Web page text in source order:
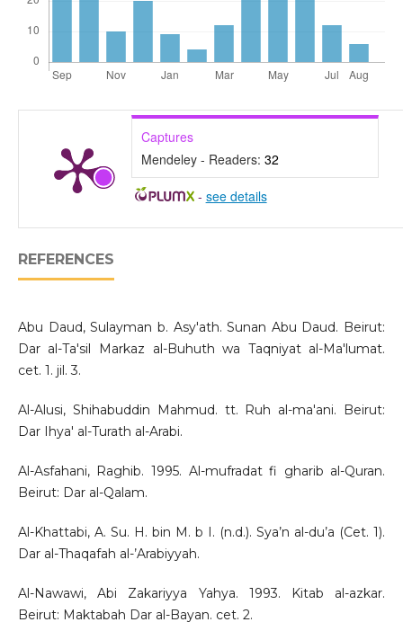
Captures
Mendeley - Readers: 32
- see details
REFERENCES
Abu Daud, Sulayman b. Asy'ath. Sunan Abu Daud. Beirut:
Dar al-Ta'sil Markaz al-Buhuth wa Taqniyat al-Ma'lumat.
cet. 1. jil. 3.
Al-Alusi, Shihabuddin Mahmud. tt. Ruh al-ma'ani. Beirut:
Dar Ihya' al-Turath al-Arabi.
Al-Asfahani, Raghib. 1995. Al-mufradat fi gharib al-Quran.
Beirut: Dar al-Qalam.
Al-Khattabi, A. Su. H. bin M. b I. (n.d.). Sya’n al-du’a (Cet. 1).
Dar al-Thaqafah al-’Arabiyyah.
Al-Nawawi, Abi Zakariyya Yahya. 1993. Kitab al-azkar.
Beirut: Maktabah Dar al-Bayan. cet. 2.